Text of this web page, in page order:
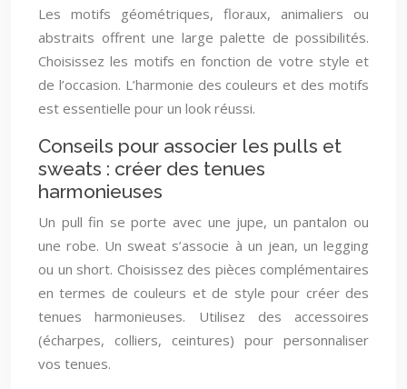
Les motifs géométriques, floraux, animaliers ou
abstraits offrent une large palette de possibilités.
Choisissez les motifs en fonction de votre style et
de l’occasion. L’harmonie des couleurs et des motifs
est essentielle pour un look réussi.
Conseils pour associer les pulls et
sweats : créer des tenues
harmonieuses
Un pull fin se porte avec une jupe, un pantalon ou
une robe. Un sweat s’associe à un jean, un legging
ou un short. Choisissez des pièces complémentaires
en termes de couleurs et de style pour créer des
tenues harmonieuses. Utilisez des accessoires
(écharpes, colliers, ceintures) pour personnaliser
vos tenues.